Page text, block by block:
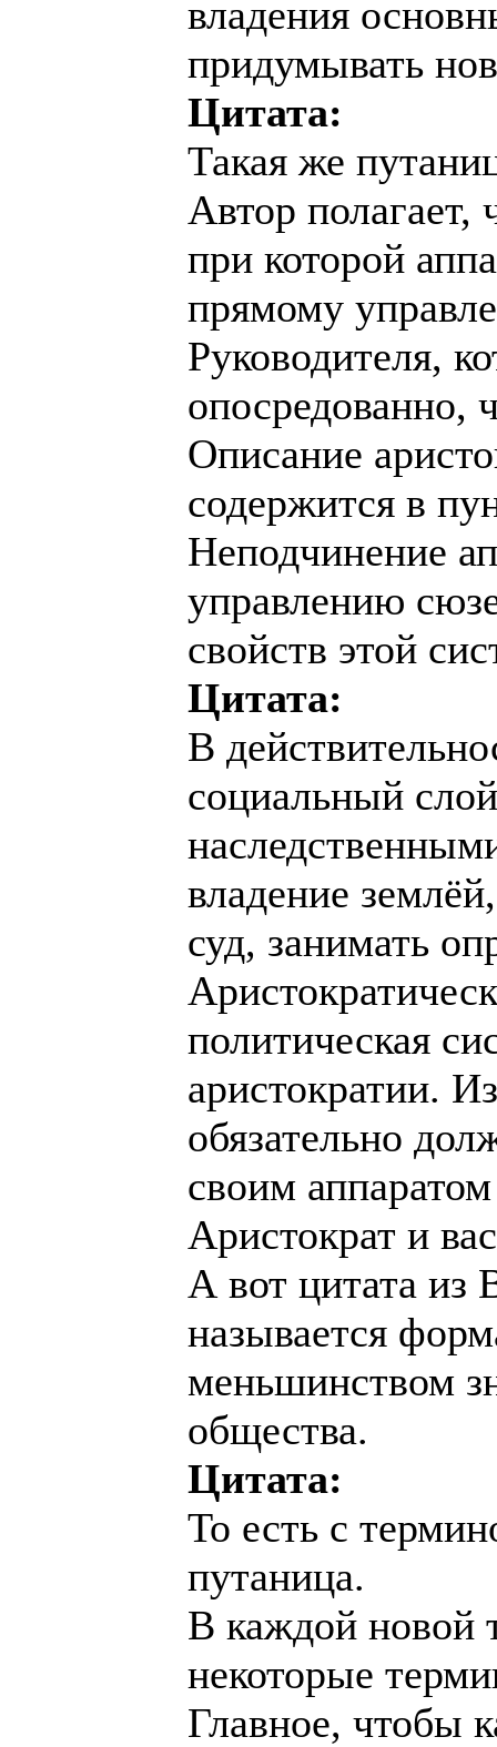
владения
придумывать
Цитата:
Такая же
Автор полагает,
при которой
прямому
Руководителя,
опосредованно,
Описание
содержится в
Неподчинение
управлению
свойств этой
Цитата:
В
социальный
владение
суд, занимать
политическая
аристократии.
обязательно
своим
Аристократ и
А вот цитата из
называется
меньшинством
общества.
Цитата:
То есть с
путаница.
В каждой новой
некоторые
Главное, чтобы